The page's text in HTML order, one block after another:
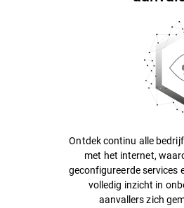
Ontdek continu alle
met het internet,
geconfigureerde services
volledig inzicht in
aanvallers zich